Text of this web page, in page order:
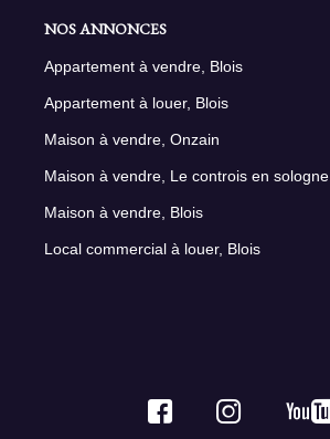
NOS ANNONCES
Appartement à vendre, Blois
Appartement à louer, Blois
Maison à vendre, Onzain
Maison à vendre, Le controis en sologne
Maison à vendre, Blois
Local commercial à louer, Blois